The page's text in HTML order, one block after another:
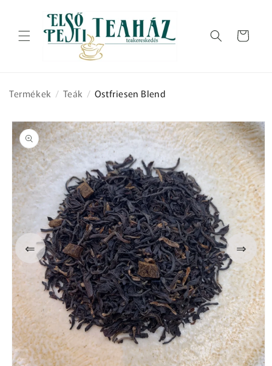
tartalomhoz
Kosár
Termékek / Teák / Ostfriesen Blend
⇐
Kihagyás, és
ugrás a
termékadatokra
⇒